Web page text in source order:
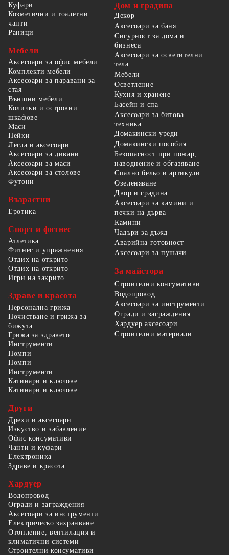
Куфари
Козметични и тоалетни
чанти
Раници
Мебели
Аксесоари за офис мебели
Комплекти мебели
Аксесоари за паравани за
стая
Външни мебели
Колички и островни
шкафове
Маси
Пейки
Легла и аксесоари
Аксесоари за дивани
Аксесоари за маси
Аксесоари за столове
Футони
Възрастни
Еротика
Спорт и фитнес
Атлетика
Фитнес и упражнения
Отдих на открито
Отдих на открито
Игри на закрито
Здраве и красота
Персонална грижа
Почистване и грижа за
бижута
Грижа за здравето
Дом и градина
Декор
Аксесоари за баня
Сигурност за дома и
бизнеса
Аксесоари за осветителни
тела
Мебели
Осветление
Кухня и хранене
Басейн и спа
Аксесоари за битова
техника
Домакински уреди
Домакински пособия
Безопасност при пожар,
наводнение и обгазяване
Спално бельо и артикули
Озеленяване
Двор и градина
Аксесоари за камини и
печки на дърва
Камини
Чадъри за дъжд
Аварийна готовност
Аксесоари за пушачи
За майстора
Строителни консумативи
Водопровод
Аксесоари за инструменти
Огради и заграждения
Хардуер аксесоари
Строителни материали
Инструменти
Помпи
Помпи
Инструменти
Катинари и ключове
Катинари и ключове
Други
Дрехи и аксесоари
Изкуство и забавление
Офис консумативи
Чанти и куфари
Електроника
Здраве и красота
Хардуер
Водопровод
Огради и заграждения
Аксесоари за инструменти
Електрическо захранване
Отопление, вентилация и
климатични системи
Строителни консумативи